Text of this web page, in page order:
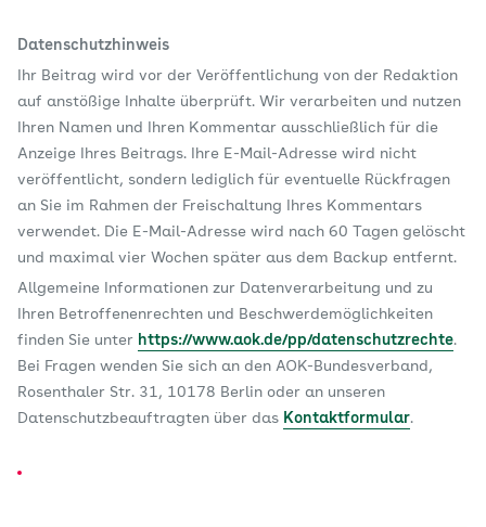
Datenschutzhinweis
Ihr Beitrag wird vor der Veröffentlichung von der Redaktion
auf anstößige Inhalte überprüft. Wir verarbeiten und nutzen
Ihren Namen und Ihren Kommentar ausschließlich für die
Anzeige Ihres Beitrags. Ihre E-Mail-Adresse wird nicht
veröffentlicht, sondern lediglich für eventuelle Rückfragen
an Sie im Rahmen der Freischaltung Ihres Kommentars
verwendet. Die E-Mail-Adresse wird nach 60 Tagen gelöscht
und maximal vier Wochen später aus dem Backup entfernt.
Allgemeine Informationen zur Datenverarbeitung und zu
Ihren Betroffenenrechten und Beschwerdemöglichkeiten
finden Sie unter https://www.aok.de/pp/datenschutzrechte.
Bei Fragen wenden Sie sich an den AOK-Bundesverband,
Rosenthaler Str. 31, 10178 Berlin oder an unseren
Datenschutzbeauftragten über das Kontaktformular.